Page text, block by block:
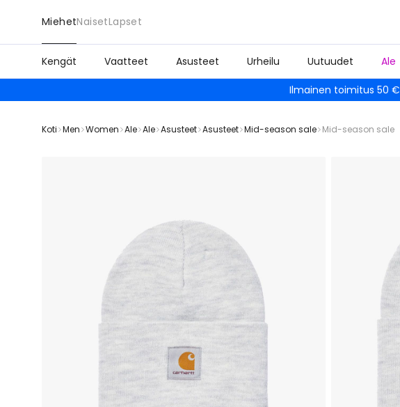
MiehetNaisetLapset
Kengät Vaatteet Asusteet Urheilu Uutuudet Ale
Ilmainen toimitus 50
Koti Men Women Ale Ale Asusteet Asusteet Mid-season sale Mid-season sale